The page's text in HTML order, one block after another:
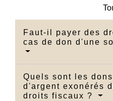
Faut-il payer des
cas de don d'une
Quels sont les
d'argent exonérés
droits fiscaux ?